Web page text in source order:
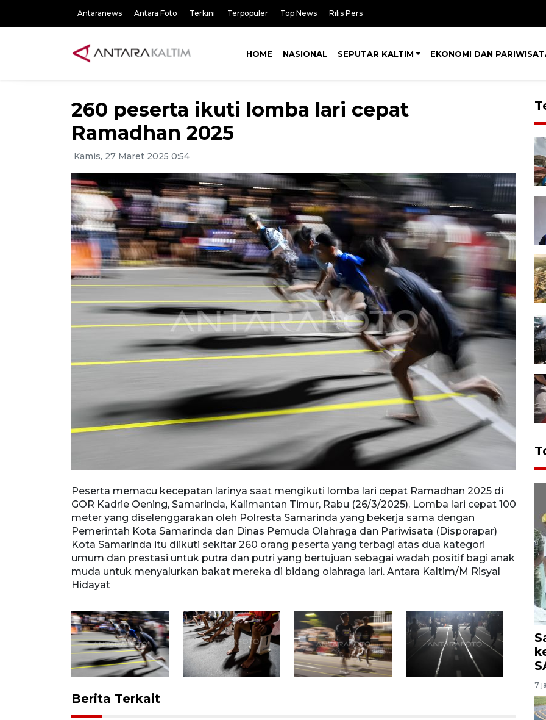
Antaranews Antara Foto Terkini Terpopuler Top News Rilis Pers
HOME NASIONAL SEPUTAR KALTIM EKONOMI DAN
260 peserta ikuti lomba lari cepat
Ramadhan 2025
Kamis, 27 Maret 2025 0:54
Peserta memacu kecepatan larinya saat mengikuti lomba lari cepat Ramadhan 2025 di
GOR Kadrie Oening, Samarinda, Kalimantan Timur, Rabu (26/3/2025). Lomba lari cepat 100
meter yang diselenggarakan oleh Polresta Samarinda yang bekerja sama dengan
Pemerintah Kota Samarinda dan Dinas Pemuda Olahraga dan Pariwisata (Disporapar)
Kota Samarinda itu diikuti sekitar 260 orang peserta yang terbagi atas dua kategori
umum dan prestasi untuk putra dan putri yang bertujuan sebagai wadah positif bagi anak
muda untuk menyalurkan bakat mereka di bidang olahraga lari. Antara Kaltim/M Risyal
Hidayat
Berita Terkait
7